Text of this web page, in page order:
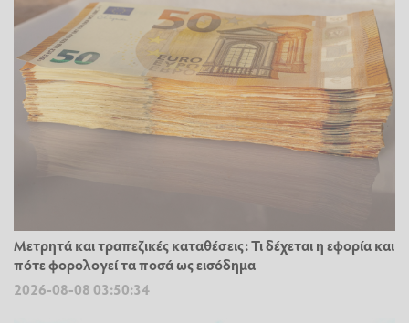
Μετρητά και τραπεζικές καταθέσεις: Τι δέχεται η εφορία και
πότε φορολογεί τα ποσά ως εισόδημα
2026-08-08 03:50:34